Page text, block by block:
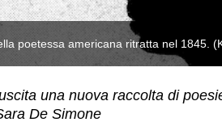
poetessa americana ritratta nel 1845.
una nuova raccolta di
De Simone